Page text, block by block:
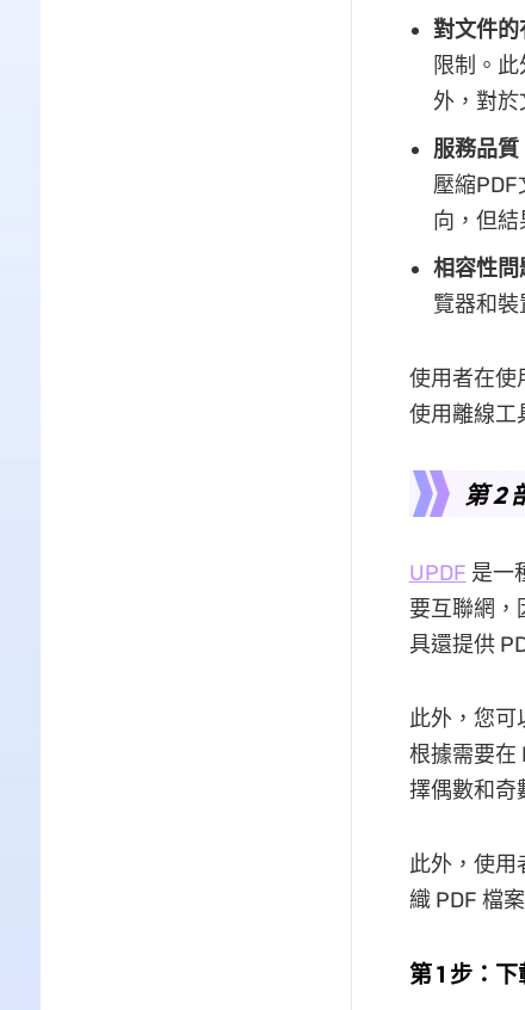
對文件的
限制。
外，對
服務品質
壓縮
向，但結
相容性問
覽器和裝
使用者在使
使用離線工
第 2
UPDF 是一
要互聯網，
具還提供
此外，您可
根據需要在
擇偶數和奇
此外，使用
織 PDF 檔
第 1 步：